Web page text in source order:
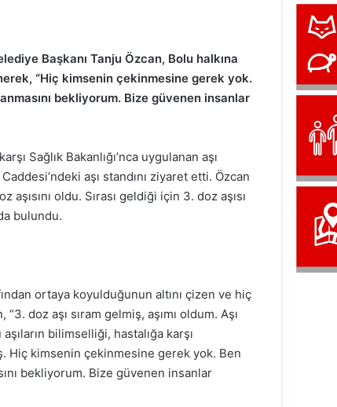
Başkanı Tanju Özcan, Bolu halkına
“Hiç kimsenin çekinmesine gerek yok.
bekliyorum. Bize güvenen insanlar
Sağlık Bakanlığı’nca uygulanan aşı
aşı standını ziyaret etti. Özcan
oldu. Sırası geldiği için 3. doz aşısı
bulundu.
ortaya koyulduğunun altını çizen ve hiç
doz aşı sıram gelmiş, aşımı oldum. Aşı
bilimselliği, hastalığa karşı
Hiç kimsenin çekinmesine gerek yok. Ben
bekliyorum. Bize güvenen insanlar